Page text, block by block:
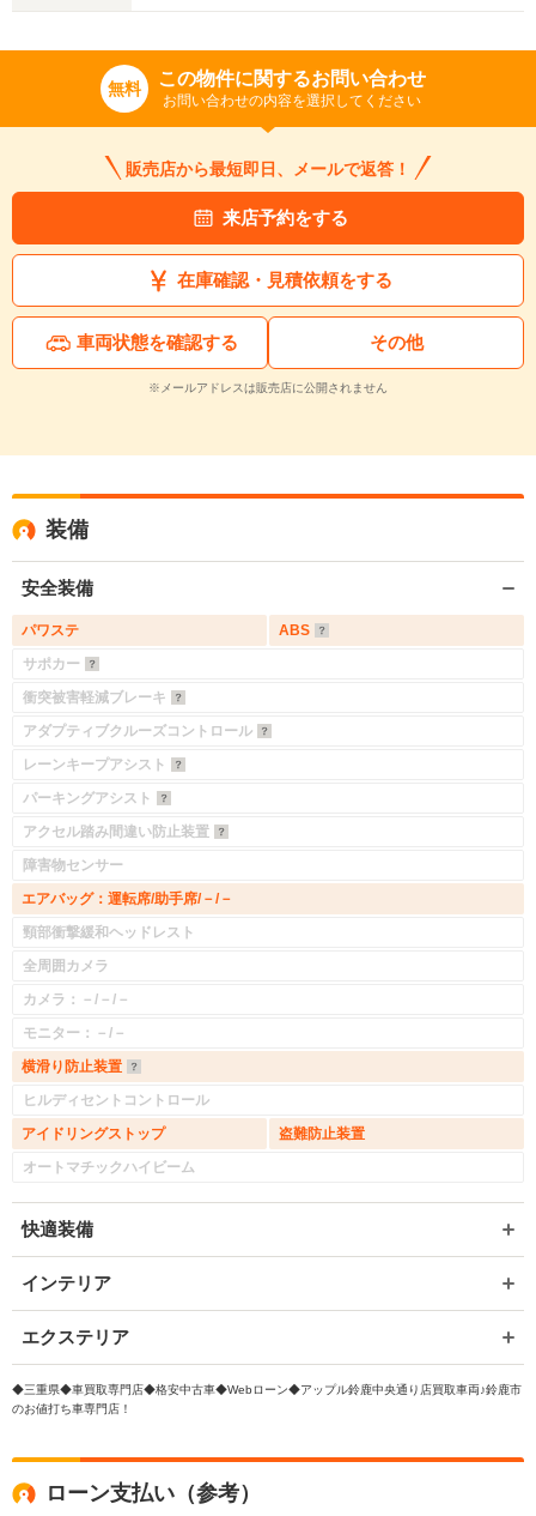
無料 この物件に関するお問い合わせ
お問い合わせの内容を選択してください
販売店から最短即日、メールで返答！
来店予約をする
在庫確認・見積依頼をする
車両状態を確認する その他
※メールアドレスは販売店に公開されません
装備
安全装備
パワステ
ABS
サポカー
衝突被害軽減ブレーキ
アダプティブクルーズコントロール
レーンキープアシスト
パーキングアシスト
アクセル踏み間違い防止装置
障害物センサー
エアバッグ：運転席/助手席/－/－
頸部衝撃緩和ヘッドレスト
全周囲カメラ
カメラ：－/－/－
モニター：－/－
横滑り防止装置
ヒルディセントコントロール
アイドリングストップ
盗難防止装置
オートマチックハイビーム
快適装備
インテリア
エクステリア
◆三重県◆車買取専門店◆格安中古車◆Webローン◆アップル鈴鹿中央通り店買取車両♪鈴鹿市
のお値打ち車専門店！
ローン支払い（参考）